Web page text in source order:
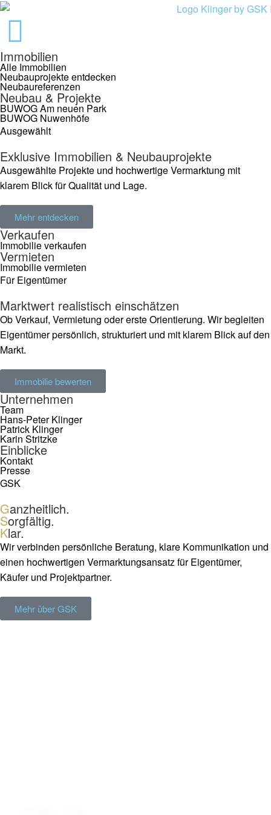
Immobilien
Alle Immobilien
Neubauprojekte entdecken
Neubaureferenzen
Neubau & Projekte
BUWOG Am neuen Park
BUWOG Nuwenhöfe
Ausgewählt
Exklusive Immobilien & Neubauprojekte
Ausgewählte Projekte und hochwertige Vermarktung mit
klarem Blick für Qualität und Lage.
Mehr entdecken
Verkaufen
Immobilie verkaufen
Vermieten
Immobilie vermieten
Für Eigentümer
Marktwert realistisch einschätzen
Ob Verkauf, Vermietung oder erste Orientierung. Wir begleiten
Eigentümer persönlich, strukturiert und mit klarem Blick auf den
Markt.
Immobilie bewerten
Unternehmen
Team
Hans-Peter Klinger
Patrick Klinger
Karin Stritzke
Einblicke
Kontakt
Presse
GSK
Ganzheitlich.
Sorgfältig.
Klar.
Wir verbinden persönliche Beratung, klare Kommunikation und
einen hochwertigen Vermarktungsansatz für Eigentümer,
Käufer und Projektpartner.
Mehr über GSK